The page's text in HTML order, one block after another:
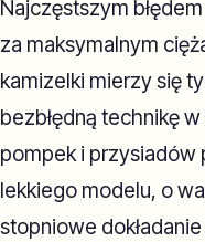
Najczęstszym
za maksymalnym
kamizelki mierzy się
bezbłędną technikę
pompek i przysiadów
lekkiego modelu, o
stopniowe